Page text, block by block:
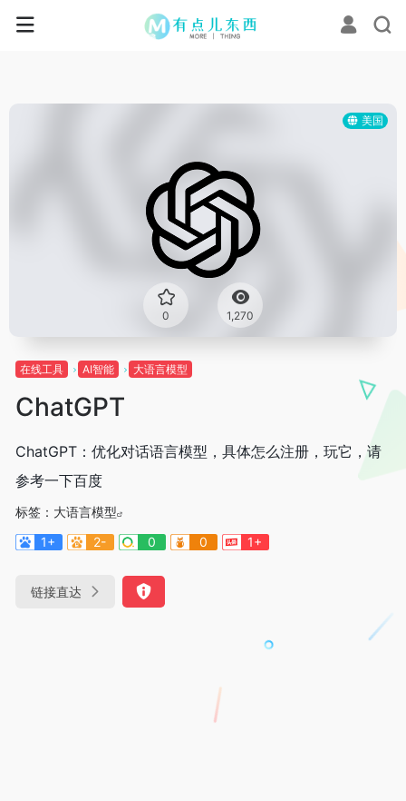
美国
0 1,270
在线工具 AI智能 大语言模型
ChatGPT
ChatGPT：优化对话语言模型，具体怎么注册，玩它，请
参考一下百度
标签： 大语言模型
1+
2- 0 0 1+
链接直达